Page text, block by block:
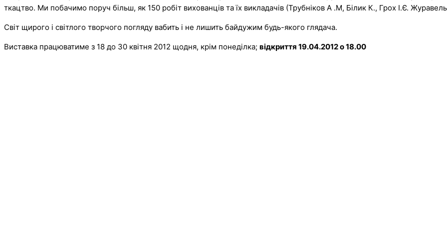
ткацтво. Ми побачимо поруч більш, як 150 робіт вихованців та їх викладачів (Трубніков А .М, Білик К., Грох І.Є.
Світ щирого і світлого творчого погляду вабить і не лишить байдужим будь-якого глядача.
Виставка працюватиме з 18 до 30 квітня 2012 щодня, крім понеділка; відкриття 19.04.2012 о 18.00